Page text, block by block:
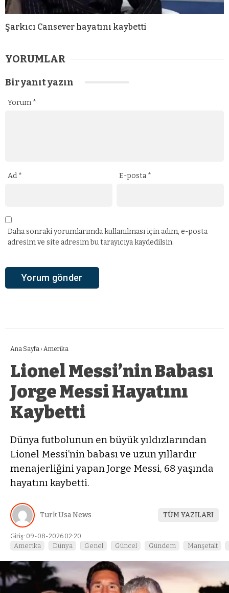
Şarkıcı Cansever hayatını kaybetti
YORUMLAR
Bir yanıt yazın
Yorum *
Ad * E-posta *
Daha sonraki yorumlarımda kullanılması için adım, e-posta
adresim ve site adresim bu tarayıcıya kaydedilsin.
Ana Sayfa › Amerika
Lionel Messi’nin Babası
Jorge Messi Hayatını
Kaybetti
Dünya futbolunun en büyük yıldızlarından
Lionel Messi’nin babası ve uzun yıllardır
menajerliğini yapan Jorge Messi, 68 yaşında
hayatını kaybetti.
Turk Usa News TÜM YAZILARI
Giriş: 09-08-2026 02:20
Amerika Dünya Genel Güncel Gündem Manşetalt